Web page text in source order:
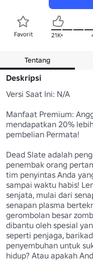
Favorit 21K+
Tentang
Deskripsi
Versi Saat Ini: N/A
Manfaat Premium:
mendapatkan 20%
pembelian Permata!
Dead Slate adalah
penembak orang
tim penyintas Anda
sampai waktu habis!
senjata, mulai dari
senapan plasma
gerombolan besar
dibantu oleh spesial
seperti penjaga,
penyembuhan untuk
hidup? Atau apakah